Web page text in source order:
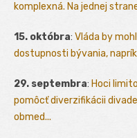
komplexná. Na jednej
15. októbra: Vláda by
dostupnosti bývania,
29. septembra: Hoci
pomôcť diverzifikácii
obmed...